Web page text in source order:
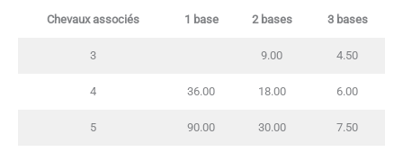
Chevaux associés 1 base 2 bases 3 bases
3 9.00 4.50
4 36.00 18.00 6.00
5 90.00 30.00 7.50